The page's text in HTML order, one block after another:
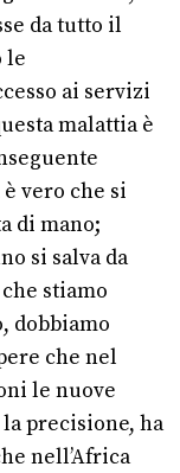
da tutto il
le
ai servizi
malattia è
vero che si
di mano;
si salva da
stiamo
dobbiamo
che nel
le nuove
precisione, ha
nell’Africa